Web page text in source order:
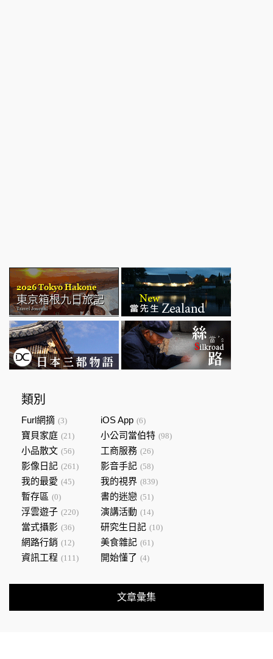
類別
Furl網摘 (3) iOS App (6)
寶貝家庭 (21) 小公司當伯特 (98)
小品散文 (56) 工商服務 (26)
影像日記 (261) 影音手記 (58)
我的最愛 (45) 我的視界 (839)
暫存區 (0) 書的迷戀 (51)
浮雲遊子 (220) 演講活動 (14)
當式攝影 (36) 研究生日記 (10)
網路行銷 (12) 美食雜記 (61)
資訊工程 (111) 開始懂了 (4)
文章彙集